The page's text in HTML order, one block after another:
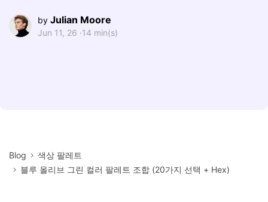
by Julian Moore
Jun 11, 26 ·14 min(s)
Blog
색상 팔레트
블루 올리브 그린 컬러 팔레트 조합 (20가지 선택 + Hex)